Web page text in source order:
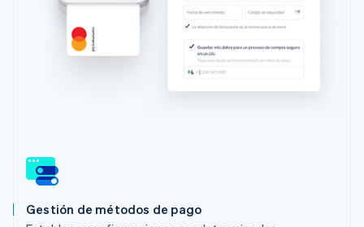
Gestión de métodos de pago